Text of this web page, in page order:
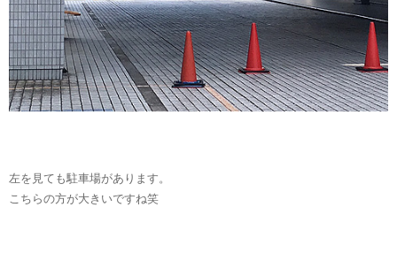
左を見ても駐車場があります。
こちらの方が大きいですね笑